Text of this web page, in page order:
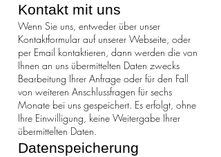
Kontakt mit uns
Wenn Sie uns, entweder über unser
Kontaktformular auf unserer Webseite, oder
per Email kontaktieren, dann werden die von
Ihnen an uns übermittelten Daten zwecks
Bearbeitung Ihrer Anfrage oder für den Fall
von weiteren Anschlussfragen für sechs
Monate bei uns gespeichert. Es erfolgt, ohne
Ihre Einwilligung, keine Weitergabe Ihrer
übermittelten Daten.
Datenspeicherung